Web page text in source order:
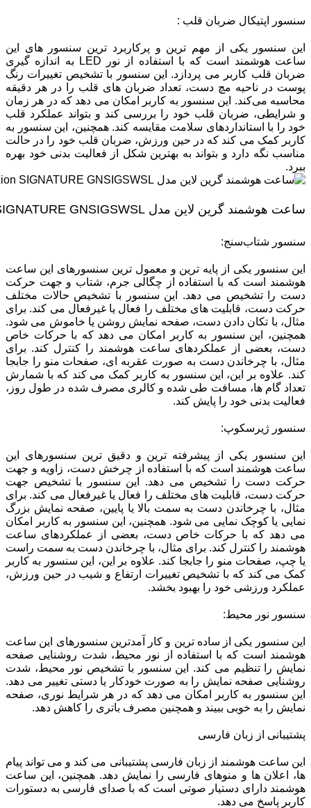
سنسور اپتیکال ضربان قلب :
این سنسور یکی از مهم ‌ترین و پرکاربرد ترین سنسور های این
ساعت هوشمند است که با استفاده از نور LED به اندازه ‌گیری
ضربان قلب کاربر می ‌پردازد. این سنسور با تشخیص تغییرات رنگ
پوست در ناحیه مچ دست، تعداد ضربان‌ های قلب را در هر دقیقه
محاسبه می‌کند. این سنسور به کاربر امکان می ‌دهد که در هر زمان
و شرایطی، ضربان قلب خود را بررسی کند و بتواند عملکرد قلب
خود را با استانداردهای سلامت مقایسه کند. همچنین، این سنسور به
کاربر کمک می ‌کند که در حین ورزش، ضربان قلب خود را در حالت
مناسب نگه دارد و بتواند به بهترین شکل از فعالیت بدنی خود بهره
ببرد.
ساعت هوشمند گرین لاین مدل Green Lion SIGNATURE GNSIGSWSL
سنسور شتاب‌سنج:
این سنسور یکی از پایه‌ ‌ترین و معمول ‌ترین سنسورهای این ساعت
هوشمند است که با استفاده از چگالی جرم، شتاب و جهت حرکت
دست را تشخیص می ‌دهد. این سنسور با تشخیص حالات مختلف
حرکت دست، قابلیت‌ های مختلف را فعال یا غیرفعال می‌ کند. برای
مثال، با تکان دادن دست، صفحه نمایش روشن یا خاموش می ‌شود.
همچنین، این سنسور به کاربر امکان می ‌دهد که با حرکات خاص
دست، بعضی از عملکردهای ساعت هوشمند را کنترل کند. برای
مثال، با چرخاندن دست به صورت عقربه ‌ای، صفحات منو را جابجا
کند. علاوه بر این، این سنسور به کاربر کمک می‌ کند که با شمارش
تعداد گام ‌ها، مسافت طی شده و کالری مصرف شده در طول روز،
فعالیت بدنی خود را پایش کند.
سنسور ژیرسکوپ:
این سنسور یکی از پیشرفته‌ ترین و دقیق‌ ترین سنسورهای این
ساعت هوشمند است که با استفاده از چرخش دست، زاویه و جهت
حرکت دست را تشخیص می ‌دهد. این سنسور با تشخیص جهت
حرکت دست، قابلیت‌ های مختلف را فعال یا غیرفعال می ‌کند. برای
مثال، با چرخاندن دست به سمت بالا یا پایین، صفحه نمایش بزرگ
نمایی یا کوچک نمایی می ‌شود. همچنین، این سنسور به کاربر امکان
می‌ دهد که با حرکات خاص دست، بعضی از عملکردهای ساعت
هوشمند را کنترل کند. برای مثال، با چرخاندن دست به سمت راست
یا چپ، صفحات منو را جابجا کند. علاوه بر این، این سنسور به کاربر
کمک می‌ کند که با تشخیص تغییرات ارتفاع و شیب در حین ورزش،
عملکرد ورزشی خود را بهبود بخشد.
سنسور نور محیط:
این سنسور یکی از ساده‌ ترین و کار آمدترین سنسورهای این ساعت
هوشمند است که با استفاده از نور محیط، شدت روشنایی صفحه
نمایش را تنظیم می‌ کند. این سنسور با تشخیص نور محیط، شدت
روشنایی صفحه نمایش را به صورت خودکار یا دستی تغییر می ‌دهد.
این سنسور به کاربر امکان می‌ دهد که در هر شرایط نوری، صفحه
نمایش را به خوبی ببیند و همچنین مصرف باتری را کاهش دهد.
پشتیبانی از زبان فارسی
این ساعت هوشمند از زبان فارسی پشتیبانی می ‌کند و می‌ تواند پیام‌
ها، اعلان‌ ها و منوهای فارسی را نمایش دهد. همچنین، این ساعت
هوشمند دارای دستیار صوتی است که با صدای فارسی به دستورات
کاربر پاسخ می ‌دهد.